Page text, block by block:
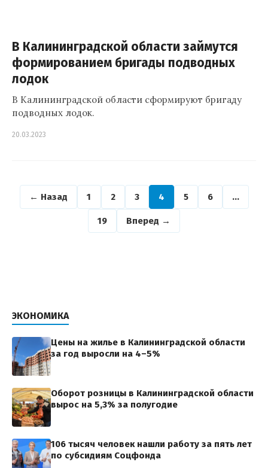
В Калининградской области займутся
формированием бригады подводных
лодок
В Калининградской области сформируют бригаду
подводных лодок.
20.03.2023
← Назад 1 2 3 4 5 6 …
19 Вперед →
ЭКОНОМИКА
Цены на жилье в Калининградской области
за год выросли на 4–5%
Оборот розницы в Калининградской области
вырос на 5,3% за полугодие
106 тысяч человек нашли работу за пять лет
по субсидиям Соцфонда